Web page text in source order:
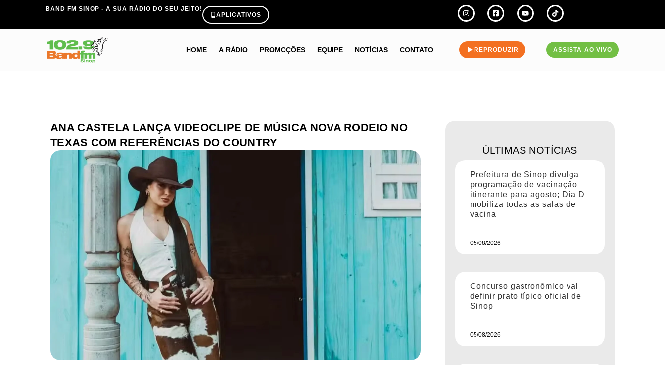
BAND FM SINOP - A SUA RÁDIO DO SEU JEITO!
APLICATIVOS
HOME A RÁDIO PROMOÇÕES EQUIPE NOTÍCIAS CONTATO REPRODUZIR ASSISTA AO VIVO
ANA CASTELA LANÇA VIDEOCLIPE DE MÚSICA NOVA RODEIO NO
TEXAS COM REFERÊNCIAS DO COUNTRY
ÚLTIMAS NOTÍCIAS
Prefeitura de Sinop divulga
programação de vacinação
itinerante para agosto; Dia D
mobiliza todas as salas de
vacina
05/08/2026
Concurso gastronômico vai
definir prato típico oficial de
Sinop
05/08/2026